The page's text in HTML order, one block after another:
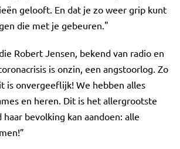
gelooft. En dat je zo weer grip kunt
die met je gebeuren."
Robert Jensen, bekend van radio en
is onzin, een angstoorlog. Zo
is onvergeeflijk! We hebben alles
en heren. Dit is het allergrootste
bevolking kan aandoen: alle